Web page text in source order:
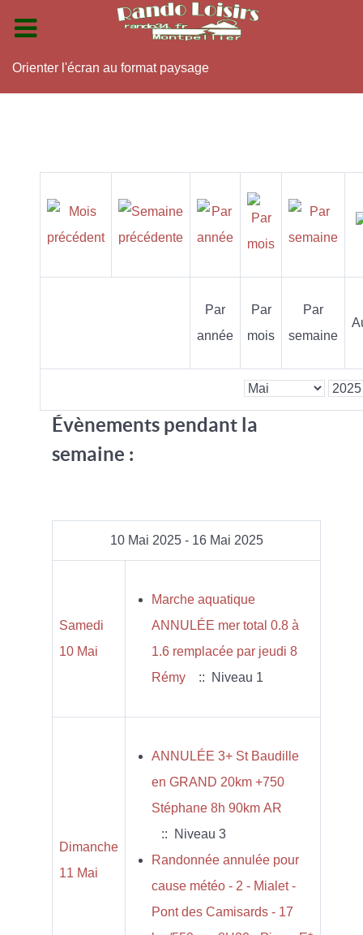
Orienter l'écran au format paysage
Par
année
Par
mois
Par
semaine
Évènements pendant la
semaine :
10 Mai 2025 - 16 Mai 2025
Samedi
10 Mai
Marche aquatique
ANNULÉE mer total 0.8 à
1.6 remplacée par jeudi 8
Rémy
:: Niveau 1
Dimanche
11 Mai
ANNULÉE 3+ St Baudille
en GRAND 20km +750
Stéphane 8h 90km AR
:: Niveau 3
Randonnée annulée pour
cause météo - 2 - Mialet -
Pont des Camisards - 17